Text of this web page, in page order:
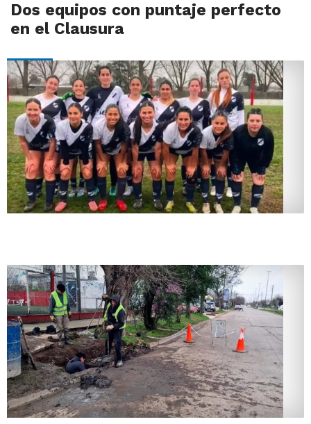
Dos equipos con puntaje perfecto
en el Clausura